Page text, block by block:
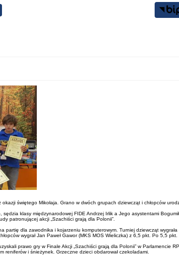
świętego Mikołaja. Grano w dwóch grupach dziewcząt i chłopców
klasy międzynarodowej FIDE Andrzej Irlik a Jego asystentami
patronującej akcji „Szachiści grają dla Polonii”.
dla zawodnika i kojarzeniu komputerowym. Turniej dziewcząt
wygrał Jan Paweł Gawor (MKS MOS Wieliczka) z 6,5 pkt. Po 5,5
prawo gry w Finale Akcji „Szachiści grają dla Polonii” w
reniferów i śnieżynek. Grzeczne dzieci obdarował czekoladami.